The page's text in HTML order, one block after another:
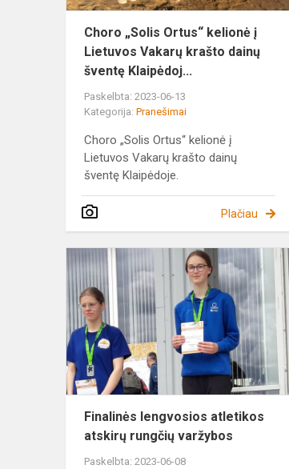
Choro „Solis Ortus“ kelionė į
Lietuvos Vakarų krašto dainų
šventę Klaipėdoj...
Paskelbta: 2023-06-13
Kategorija: Pranešimai
Choro „Solis Ortus“ kelionė į
Lietuvos Vakarų krašto dainų
šventę Klaipėdoje.
Plačiau
Finalinės lengvosios atletikos
atskirų rungčių varžybos
Paskelbta: 2023-06-08